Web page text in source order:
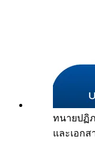
ทนายปฏิ
และเอกส